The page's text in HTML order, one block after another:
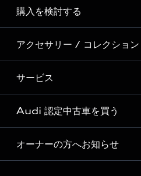
Story of Progress
Audi Sport
Formula 1®
デジタルサービス
ディーラー検索
新車在庫検索
試乗車・展示車検索
見積り依頼
試乗予約
購入を検討する
モデル一覧
特別仕様モデル / 限定モデル
e-tronラインアップ
価格シミュレーション
車両比較
アクセサリー / コレクション
純正アクセサリー
オンラインショップ
Audi collection
アウディナビアプリ
サービス
サービス入庫予約
サービスプログラム
メンテナンス
Audi 認定中古車を買う
Audi認定中古車
オーナーの方へお知らせ